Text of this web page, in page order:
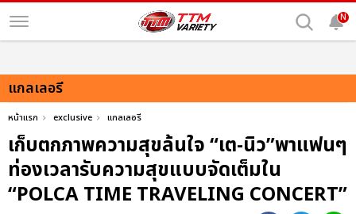
N
แกลเลอรี
หน้าแรก exclusive แกลเลอรี
เก็บตกภาพความสุขล้นใจ “เต-นิว”พาแฟนๆ
ท่องเวลารับความสุขแบบจัดเต็มใน
“POLCA TIME TRAVELING CONCERT”